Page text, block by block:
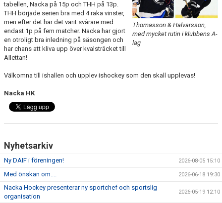
KAFETERIAN
SÄSONGS- OCH MEDLEMSAVGIFTER
DOKUMENT
FÖRSÄKRING
ISTIDER
SVENSK HOCKEY TV
MEDLEMSHOCKEY
SCHEMA NACKA SKILLS 2026
Thomasson & Halvarsson,
med mycket rutin i klubbens A-
lag
tabellen, Nacka på 15p och THH på 13p.
THH började serien bra med 4 raka vinster,
men efter det har det varit svårare med
endast 1p på fem matcher. Nacka har gjort
en otroligt bra inledning på säsongen och
har chans att kliva upp över kvalsträcket till
Allettan!
Välkomna till ishallen och upplev ishockey som den skall upplevas!
Nacka HK
Nyhetsarkiv
Ny DAIF i föreningen! 2026-08-05 15:10
Med önskan om.... 2026-06-18 19:30
Nacka Hockey presenterar ny sportchef och sportslig
organisation
2026-05-19 12:10